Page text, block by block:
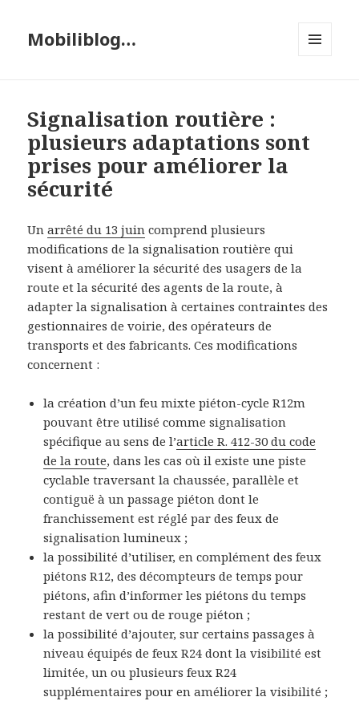
Mobiliblog…
Signalisation routière :
plusieurs adaptations sont
prises pour améliorer la
sécurité
Unarrêté du 13 juin comprend plusieurs
modifications de la signalisation routière qui
visent à améliorer la sécurité des usagers de la
route et la sécurité des agents de la route, à
adapter la signalisation à certaines contraintes des
gestionnaires de voirie, des opérateurs de
transports et des fabricants. Ces modifications
concernent :
la création d’un feu mixte piéton-cycle R12m
pouvant être utilisé comme signalisation
spécifique au sens de l’article R. 412-30 du code
de la route, dans les cas où il existe une piste
cyclable traversant la chaussée, parallèle et
contiguë à un passage piéton dont le
franchissement est réglé par des feux de
signalisation lumineux ;
la possibilité d’utiliser, en complément des feux
piétons R12, des décompteurs de temps pour
piétons, afin d’informer les piétons du temps
restant de vert ou de rouge piéton ;
la possibilité d’ajouter, sur certains passages à
niveau équipés de feux R24 dont la visibilité est
limitée, un ou plusieurs feux R24
supplémentaires pour en améliorer la visibilité ;